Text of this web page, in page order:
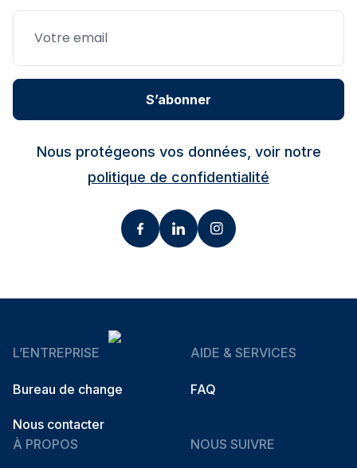
S’abonner
Nous protégeons vos données, voir notre
politique de confidentialité
L’ENTREPRISE
Bureau de change
Nous contacter
AIDE & SERVICES
FAQ
À PROPOS NOUS SUIVRE